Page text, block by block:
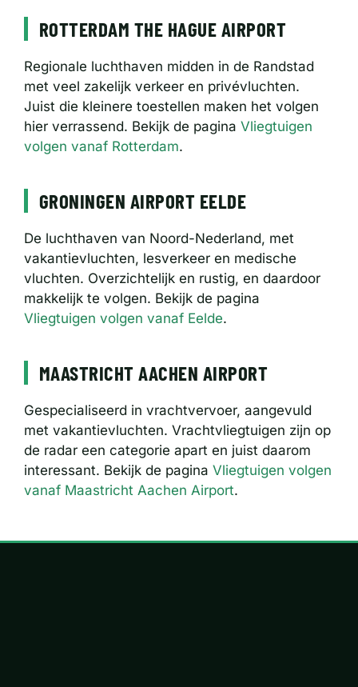
ROTTERDAM THE HAGUE AIRPORT
Regionale luchthaven midden in de Randstad
met veel zakelijk verkeer en privévluchten.
Juist die kleinere toestellen maken het volgen
hier verrassend. Bekijk de pagina Vliegtuigen
volgen vanaf Rotterdam.
GRONINGEN AIRPORT EELDE
De luchthaven van Noord-Nederland, met
vakantievluchten, lesverkeer en medische
vluchten. Overzichtelijk en rustig, en daardoor
makkelijk te volgen. Bekijk de pagina
Vliegtuigen volgen vanaf Eelde.
MAASTRICHT AACHEN AIRPORT
Gespecialiseerd in vrachtvervoer, aangevuld
met vakantievluchten. Vrachtvliegtuigen zijn op
de radar een categorie apart en juist daarom
interessant. Bekijk de pagina Vliegtuigen volgen
vanaf Maastricht Aachen Airport.